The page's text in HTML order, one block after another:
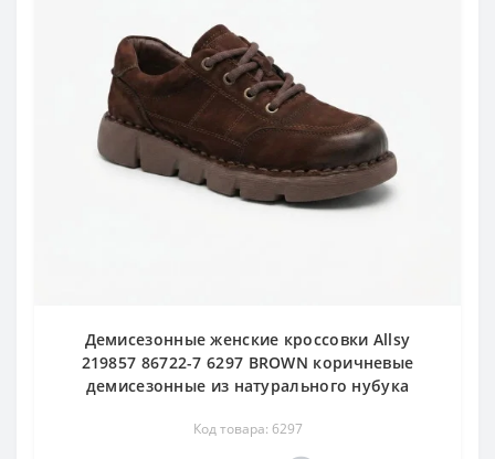
Демисезонные женские кроссовки Allsy
219857 86722-7 6297 BROWN коричневые
демисезонные из натурального нубука
Код товара: 6297